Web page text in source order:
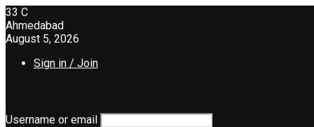
33 C
Ahmedabad
August 5, 2026
Sign in / Join
Username or email